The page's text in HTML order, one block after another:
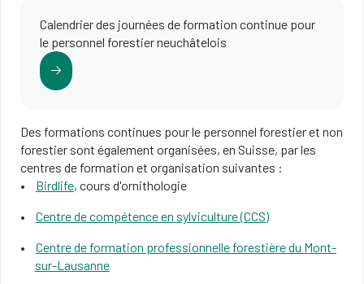
Calendrier des journées de formation continue pour
le personnel forestier neuchâtelois
Des formations continues pour le personnel forestier et non
forestier sont également organisées, en Suisse, par les
centres de formation et organisation suivantes :
Birdlife, cours d'ornithologie
Centre de compétence en sylviculture (CCS)
Centre de formation professionnelle forestière du Mont-
sur-Lausanne